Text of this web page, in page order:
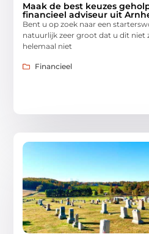
Maak de best keuzes
financieel adviseur uit
Bent u op zoek naar een
natuurlijk zeer groot dat u dit niet
helemaal niet
Financieel